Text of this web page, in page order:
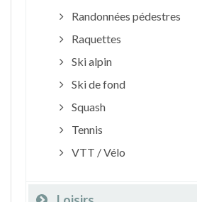
Randonnées pédestres
Raquettes
Ski alpin
Ski de fond
Squash
Tennis
VTT / Vélo